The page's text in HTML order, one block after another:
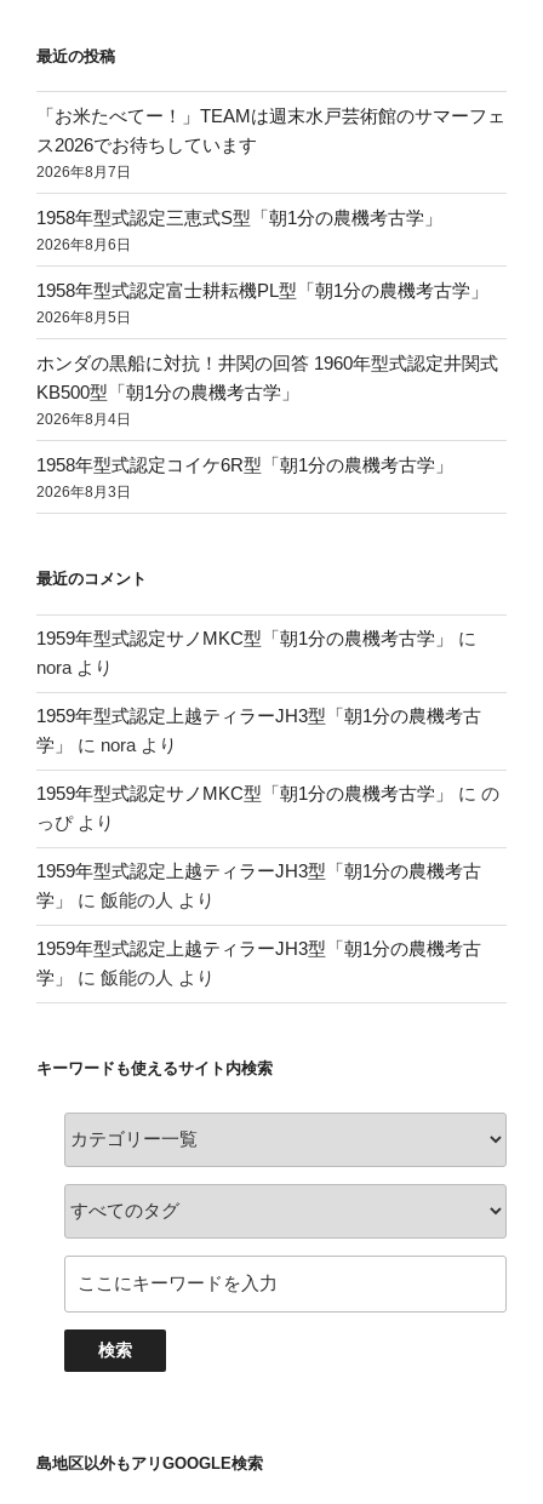
最近の投稿
「お米たべてー！」TEAMは週末水戸芸術館のサマーフェ
ス2026でお待ちしています
2026年8月7日
1958年型式認定三恵式S型「朝1分の農機考古学」
2026年8月6日
1958年型式認定富士耕耘機PL型「朝1分の農機考古学」
2026年8月5日
ホンダの黒船に対抗！井関の回答 1960年型式認定井関式
KB500型「朝1分の農機考古学」
2026年8月4日
1958年型式認定コイケ6R型「朝1分の農機考古学」
2026年8月3日
最近のコメント
1959年型式認定サノMKC型「朝1分の農機考古学」
に
noraより
1959年型式認定上越ティラーJH3型「朝1分の農機考古
学」
に noraより
1959年型式認定サノMKC型「朝1分の農機考古学」 に の
っぴより
1959年型式認定上越ティラーJH3型「朝1分の農機考古
学」
に 飯能の人 より
1959年型式認定上越ティラーJH3型「朝1分の農機考古
学」
に 飯能の人 より
キーワードも使えるサイト内検索
島地区以外もアリGOOGLE検索